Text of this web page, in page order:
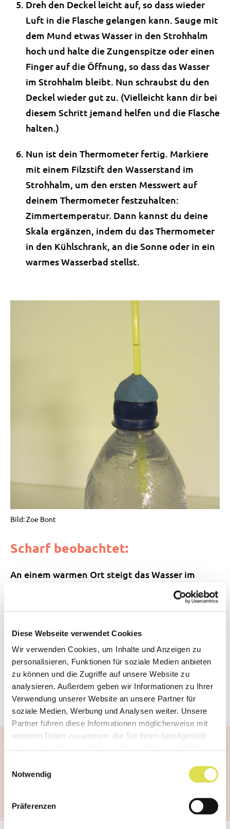
Diese Webseite verwendet Cookies
Wir verwenden Cookies, um Inhalte und Anzeigen zu
personalisieren, Funktionen für soziale Medien anbieten
zu können und die Zugriffe auf unsere Website zu
analysieren. Außerdem geben wir Informationen zu Ihrer
Verwendung unserer Website an unsere Partner für
soziale Medien, Werbung und Analysen weiter. Unsere
Partner führen diese Informationen möglicherweise mit
weiteren Daten zusammen, die Sie ihnen bereitgestellt
Notwendig
Präferenzen
Dreh den Deckel leicht auf, so dass wieder
Luft in die Flasche gelangen kann. Sauge mit
dem Mund etwas Wasser in den Strohhalm
hoch und halte die Zungenspitze oder einen
Finger auf die Öffnung, so dass das Wasser
im Strohhalm bleibt. Nun schraubst du den
Deckel wieder gut zu. (Vielleicht kann dir bei
diesem Schritt jemand helfen und die Flasche
halten.)
Nun ist dein Thermometer fertig. Markiere
mit einem Filzstift den Wasserstand im
Strohhalm, um den ersten Messwert auf
deinem Thermometer festzuhalten:
Zimmertemperatur. Dann kannst du deine
Skala ergänzen, indem du das Thermometer
in den Kühlschrank, an die Sonne oder in ein
warmes Wasserbad stellst.
Bild: Zoe Bont
Scharf beobachtet:
An einem warmen Ort steigt das Wasser im
Strohhalm nach oben. Steht die Flasche an
einem kühlen Ort, sinkt die Flüssigkeit wieder.
Quecksilberthermometer. Allerdings ist dein
Wasserthermometer etwas weniger genau. Auch
musst du die Skala schon bald erneuern, da
ständig etwas Wasser aus dem Strohhalm
verdampft.
Mehr Bilder zu den Bastelschritten findest du
Anleitung als PDF zum Herunterladen